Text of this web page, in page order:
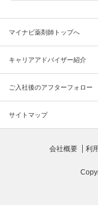
マイナビ薬剤師トップへ
キャリアアドバイザー紹介
ご入社後のアフターフォロー
サイトマップ
会社概要 利